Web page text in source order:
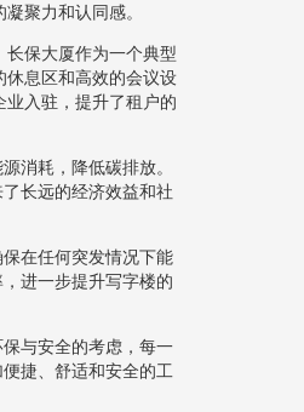
聚力和认同感。
保大厦作为一个典型
休息区和高效的会议设
入驻，提升了租户的
消耗，降低碳排放。
长远的经济效益和社
在任何突发情况下能
进一步提升写字楼的
与安全的考虑，每一
捷、舒适和安全的工